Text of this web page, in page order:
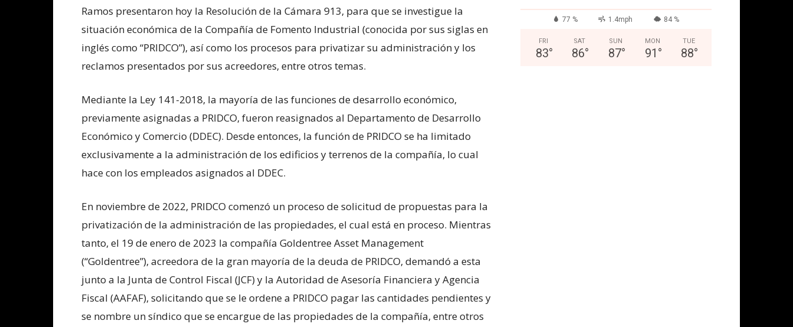
Ramos presentaron hoy la Resolución de la Cámara 913, para que se investigue la
situación económica de la Compañía de Fomento Industrial (conocida por sus siglas en
inglés como “PRIDCO”), así como los procesos para privatizar su administración y los
reclamos presentados por sus acreedores, entre otros temas.
Mediante la Ley 141-2018, la mayoría de las funciones de desarrollo económico,
previamente asignadas a PRIDCO, fueron reasignados al Departamento de Desarrollo
Económico y Comercio (DDEC). Desde entonces, la función de PRIDCO se ha limitado
exclusivamente a la administración de los edificios y terrenos de la compañía, lo cual
hace con los empleados asignados al DDEC.
En noviembre de 2022, PRIDCO comenzó un proceso de solicitud de propuestas para la
privatización de la administración de las propiedades, el cual está en proceso. Mientras
tanto, el 19 de enero de 2023 la compañía Goldentree Asset Management
(“Goldentree”), acreedora de la gran mayoría de la deuda de PRIDCO, demandó a esta
junto a la Junta de Control Fiscal (JCF) y la Autoridad de Asesoría Financiera y Agencia
Fiscal (AAFAF), solicitando que se le ordene a PRIDCO pagar las cantidades pendientes y
se nombre un síndico que se encargue de las propiedades de la compañía, entre otros
77 % 1.4mph 84 %
FRI
83°
SAT
86°
SUN
87°
MON
91 °
TUE
88°